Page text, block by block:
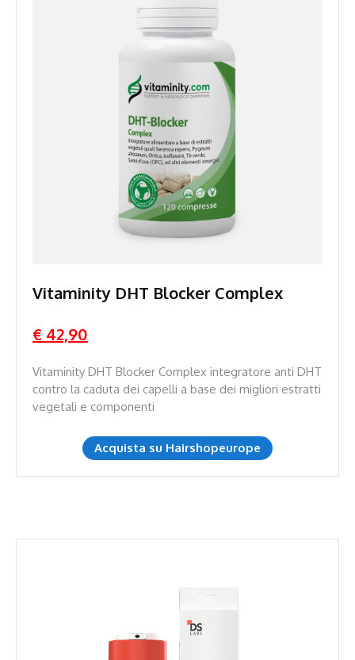
Vitaminity DHT Blocker Complex
€ 42,90
Vitaminity DHT Blocker Complex integratore anti DHT
contro la caduta dei capelli a base dei migliori estratti
vegetali e componenti
Acquista su Hairshopeurope